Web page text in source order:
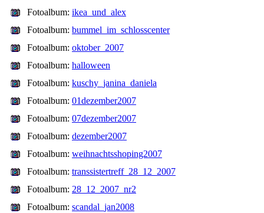
Fotoalbum: ikea_und_alex
Fotoalbum: bummel_im_schlosscenter
Fotoalbum: oktober_2007
Fotoalbum: halloween
Fotoalbum: kuschy_janina_daniela
Fotoalbum: 01dezember2007
Fotoalbum: 07dezember2007
Fotoalbum: dezember2007
Fotoalbum: weihnachtsshoping2007
Fotoalbum: transsistertreff_28_12_2007
Fotoalbum: 28_12_2007_nr2
Fotoalbum: scandal_jan2008